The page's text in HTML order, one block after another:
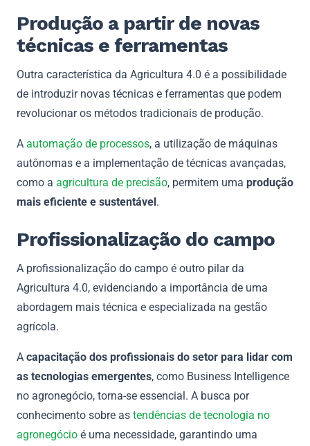
Produção a partir de novas
técnicas e ferramentas
Outra característica da Agricultura 4.0 é a possibilidade
de introduzir novas técnicas e ferramentas que podem
revolucionar os métodos tradicionais de produção.
A automação de processos, a utilização de máquinas
autônomas e a implementação de técnicas avançadas,
como a agricultura de precisão, permitem uma produção
mais eficiente e sustentável.
Profissionalização do campo
A profissionalização do campo é outro pilar da
Agricultura 4.0, evidenciando a importância de uma
abordagem mais técnica e especializada na gestão
agrícola.
A capacitação dos profissionais do setor para lidar com
as tecnologias emergentes, como Business Intelligence
no agronegócio, torna-se essencial. A busca por
conhecimento sobre as tendências de tecnologia no
agronegócio é uma necessidade, garantindo uma